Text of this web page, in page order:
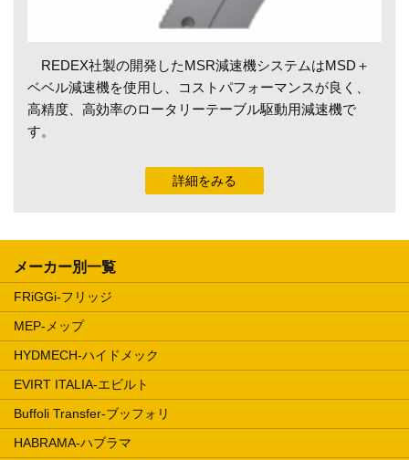
REDEX社製の開発したMSR減速機システムはMSD＋
ベベル減速機を使用し、コストパフォーマンスが良く、
高精度、高効率のロータリーテーブル駆動用減速機で
す。
詳細をみる
メーカー別一覧
FRiGGi-フリッジ
MEP-メップ
HYDMECH-ハイドメック
EVIRT ITALIA-エビルト
Buffoli Transfer-ブッフォリ
HABRAMA-ハブラマ